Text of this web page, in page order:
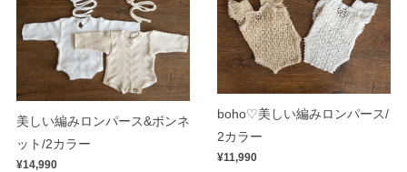
美しい編みロンパース&ボンネ
ット/2カラー
¥14,990
boho♡美しい編みロンパース/
2カラー
¥11,990